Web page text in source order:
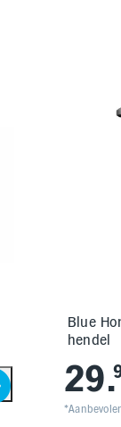
Blue
hendel
29.